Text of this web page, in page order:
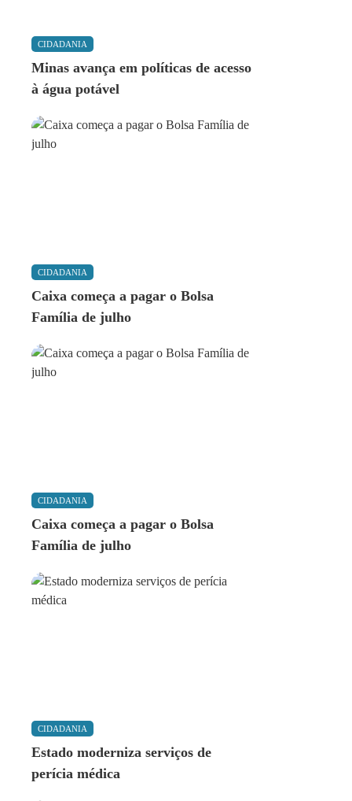
CIDADANIA
Minas avança em políticas de acesso
à água potável
CIDADANIA
Caixa começa a pagar o Bolsa
Família de julho
CIDADANIA
Caixa começa a pagar o Bolsa
Família de julho
CIDADANIA
Estado moderniza serviços de
perícia médica